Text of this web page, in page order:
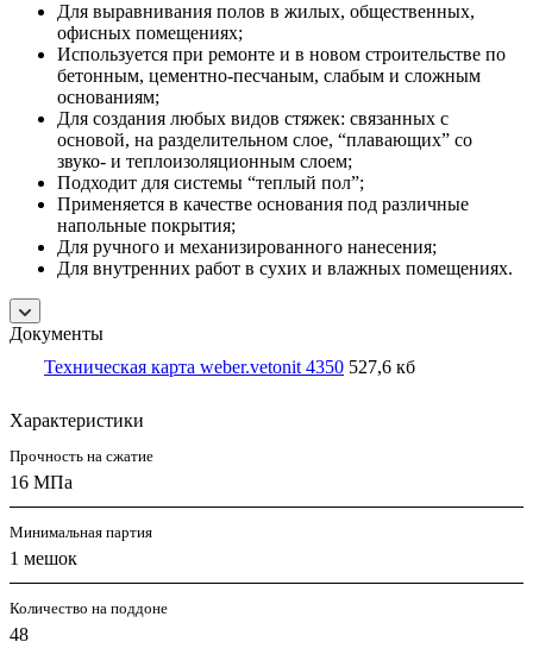
Для выравнивания полов в жилых, общественных,
офисных помещениях;
Используется при ремонте и в новом строительстве по
бетонным, цементно-песчаным, слабым и сложным
основаниям;
Для создания любых видов стяжек: связанных с
основой, на разделительном слое, “плавающих” со
звуко- и теплоизоляционным слоем;
Подходит для системы “теплый пол”;
Применяется в качестве основания под различные
напольные покрытия;
Для ручного и механизированного нанесения;
Для внутренних работ в сухих и влажных помещениях.
Документы
Техническая карта weber.vetonit 4350 527,6 кб
Характеристики
Прочность на сжатие
16 МПа
Минимальная партия
1 мешок
Количество на поддоне
48